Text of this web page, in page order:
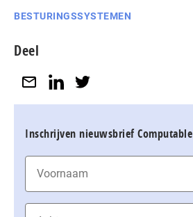
BESTURINGSSYSTEMEN
Deel
Inschrijven nieuwsbrief Computable